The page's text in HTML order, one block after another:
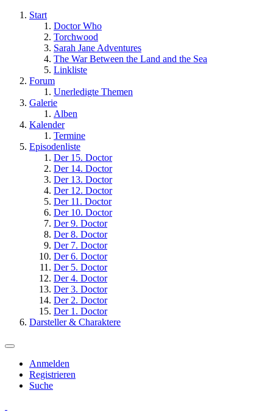
Start
Doctor Who
Torchwood
Sarah Jane Adventures
The War Between the Land and the Sea
Linkliste
Forum
Unerledigte Themen
Galerie
Alben
Kalender
Termine
Episodenliste
Der 15. Doctor
Der 14. Doctor
Der 13. Doctor
Der 12. Doctor
Der 11. Doctor
Der 10. Doctor
Der 9. Doctor
Der 8. Doctor
Der 7. Doctor
Der 6. Doctor
Der 5. Doctor
Der 4. Doctor
Der 3. Doctor
Der 2. Doctor
Der 1. Doctor
Darsteller & Charaktere
Anmelden
Registrieren
Suche